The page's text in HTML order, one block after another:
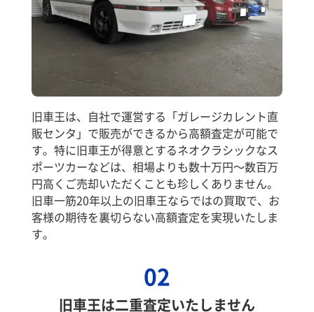
旧車王は、自社で運営する「ガレージカレント直
販センタ」で販売ができるから高額査定が可能で
す。特に旧車王が得意とするネオクラシックなス
ポーツカーなどは、相場よりも数十万円～数百万
円高くご売却いただくことも珍しくありません。
旧車一筋20年以上の旧車王ならではの買取で、お
客様の期待を裏切らない高額査定を実現いたしま
す。
02
旧車王は二重査定いたしません